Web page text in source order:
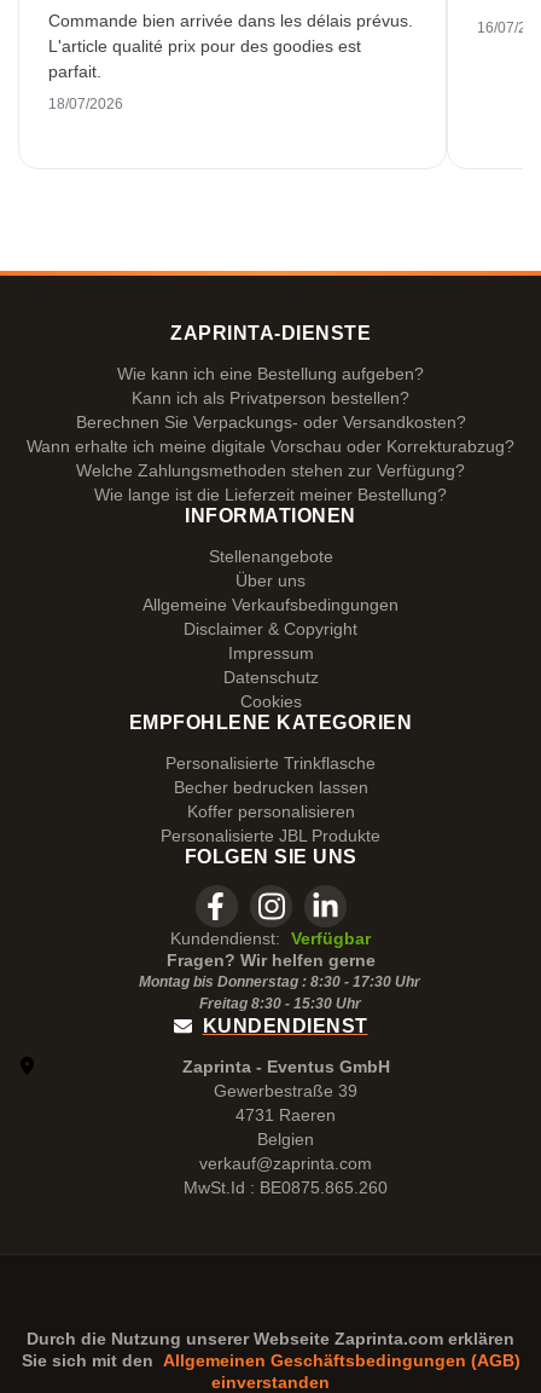
Commande bien arrivée dans les délais prévus.
L'article qualité prix pour des goodies est
parfait.
18/07/2026
16/07/
ZAPRINTA-DIENSTE
Wie kann ich eine Bestellung aufgeben?
Kann ich als Privatperson bestellen?
Berechnen Sie Verpackungs- oder Versandkosten?
Wann erhalte ich meine digitale Vorschau oder Korrekturabzug?
Welche Zahlungsmethoden stehen zur Verfügung?
Wie lange ist die Lieferzeit meiner Bestellung?
INFORMATIONEN
Stellenangebote
Über uns
Allgemeine Verkaufsbedingungen
Disclaimer & Copyright
Impressum
Datenschutz
Cookies
EMPFOHLENE KATEGORIEN
Personalisierte Trinkflasche
Becher bedrucken lassen
Koffer personalisieren
Personalisierte JBL Produkte
FOLGEN SIE UNS
Kundendienst:
Verfügbar
Fragen? Wir helfen gerne
Montag bis Donnerstag : 8:30 - 17:30 Uhr
Freitag 8:30 - 15:30Uhr
KUNDENDIENST
Zaprinta - Eventus GmbH
Gewerbestraße 39
4731 Raeren
Belgien
verkauf@zaprinta.com
MwSt.Id : BE0875.865.260
Durch die Nutzung unserer Webseite Zaprinta.com erklären
Sie sich mit den Allgemeinen Geschäftsbedingungen (AGB)
einverstanden